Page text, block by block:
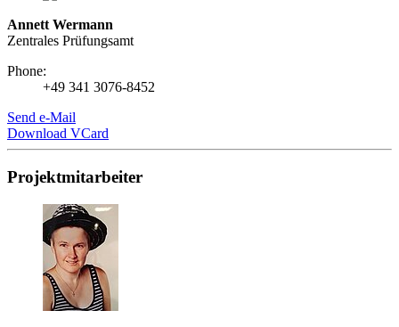
Annett Wermann
Zentrales Prüfungsamt
Phone:
+49 341 3076-8452
Send e-Mail
Download VCard
Projektmitarbeiter